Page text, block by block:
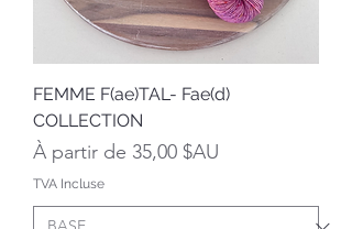
FEMME F(ae)TAL- Fae(d)
COLLECTION
À partir de 35,00 $AU
Prix promotionnel
TVA Incluse